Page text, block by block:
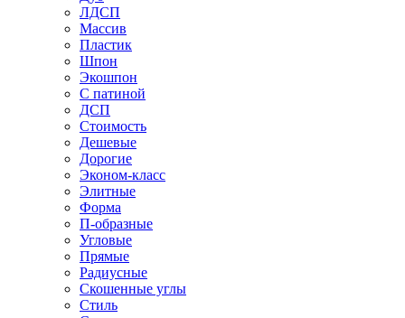
ЛДСП
Массив
Пластик
Шпон
Экошпон
С патиной
ДСП
Стоимость
Дешевые
Дорогие
Эконом-класс
Элитные
Форма
П-образные
Угловые
Прямые
Радиусные
Скошенные углы
Стиль